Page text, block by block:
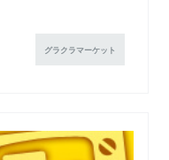
グラクラマーケット